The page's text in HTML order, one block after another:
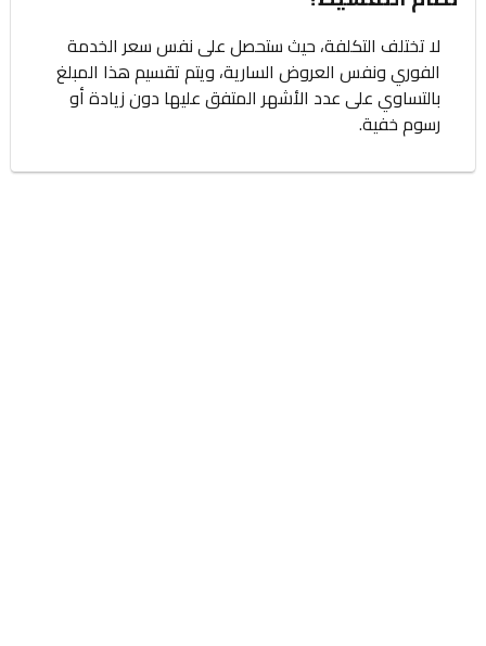
لا تختلف التكلفة، حيث ستحصل على نفس سعر الخدمة
الفوري ونفس العروض السارية، ويتم تقسيم هذا المبلغ
بالتساوي على عدد الأشهر المتفق عليها دون زيادة أو
رسوم خفية.